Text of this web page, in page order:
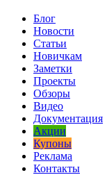
Блог
Новости
Статьи
Новичкам
Заметки
Проекты
Обзоры
Видео
Документация
Акции
Купоны
Реклама
Контакты